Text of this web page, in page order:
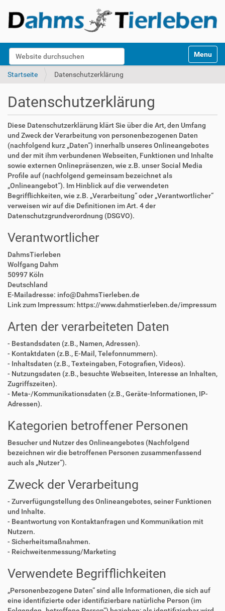
Website durchsuchen
k
Toggle
Startseite Datenschutzerklärung
Datenschutzerklärung
Diese Datenschutzerklärung klärt Sie über die Art, den Umfang
und Zweck der Verarbeitung von personenbezogenen Daten
(nachfolgend kurz „Daten“) innerhalb unseres Onlineangebotes
und der mit ihm verbundenen Webseiten, Funktionen und Inhalte
sowie externen Onlinepräsenzen, wie z.B. unser Social Media
Profile auf (nachfolgend gemeinsam bezeichnet als
„Onlineangebot“). Im Hinblick auf die verwendeten
Begrifflichkeiten, wie z.B. „Verarbeitung“ oder „Verantwortlicher“
verweisen wir auf die Definitionen im Art. 4 der
Datenschutzgrundverordnung (DSGVO).
Verantwortlicher
DahmsTierleben
Wolfgang Dahm
50997 Köln
Deutschland
E-Mailadresse: info@DahmsTierleben.de
Link zum Impressum: https://www.dahmstierleben.de/impressum
Arten der verarbeiteten Daten
- Bestandsdaten (z.B., Namen, Adressen).
- Kontaktdaten (z.B., E-Mail, Telefonnummern).
- Inhaltsdaten (z.B., Texteingaben, Fotografien, Videos).
- Nutzungsdaten (z.B., besuchte Webseiten, Interesse an Inhalten,
Zugriffszeiten).
- Meta-/Kommunikationsdaten (z.B., Geräte-Informationen, IP-
Adressen).
Kategorien betroffener Personen
Besucher und Nutzer des Onlineangebotes (Nachfolgend
bezeichnen wir die betroffenen Personen zusammenfassend
auch als „Nutzer“).
Zweck der Verarbeitung
- Zurverfügungstellung des Onlineangebotes, seiner Funktionen
und Inhalte.
- Beantwortung von Kontaktanfragen und Kommunikation mit
Nutzern.
- Sicherheitsmaßnahmen.
- Reichweitenmessung/Marketing
Verwendete Begrifflichkeiten
„Personenbezogene Daten“ sind alle Informationen, die sich auf
eine identifizierte oder identifizierbare natürliche Person (im